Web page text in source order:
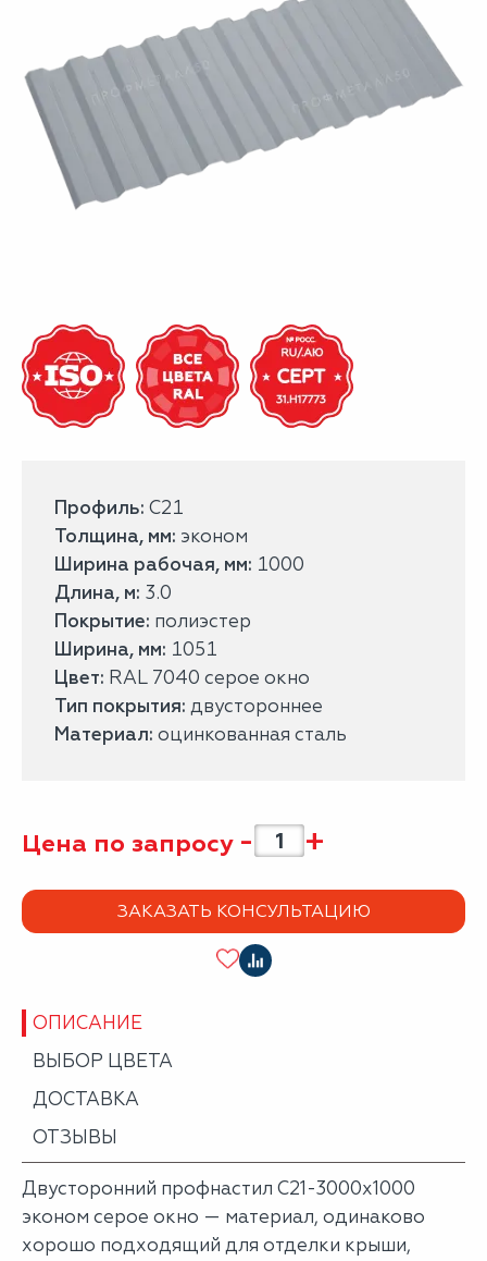
Профиль: С21
Толщина, мм: эконом
Ширина рабочая, мм: 1000
Длина, м: 3.0
Покрытие: полиэстер
Ширина, мм: 1051
Цвет: RAL 7040 серое окно
Тип покрытия: двустороннее
Материал: оцинкованная сталь
Цена по запросу - +
ЗАКАЗАТЬ КОНСУЛЬТАЦИЮ
ОПИСАНИЕ
ВЫБОР ЦВЕТА
ДОСТАВКА
ОТЗЫВЫ
Двусторонний профнастил С21-3000х1000
эконом серое окно — материал, одинаково
хорошо подходящий для отделки крыши,